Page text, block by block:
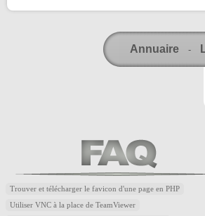
Annuaire -
Trouver et télécharger le favicon d'une page en PHP
Utiliser VNC à la place de TeamViewer